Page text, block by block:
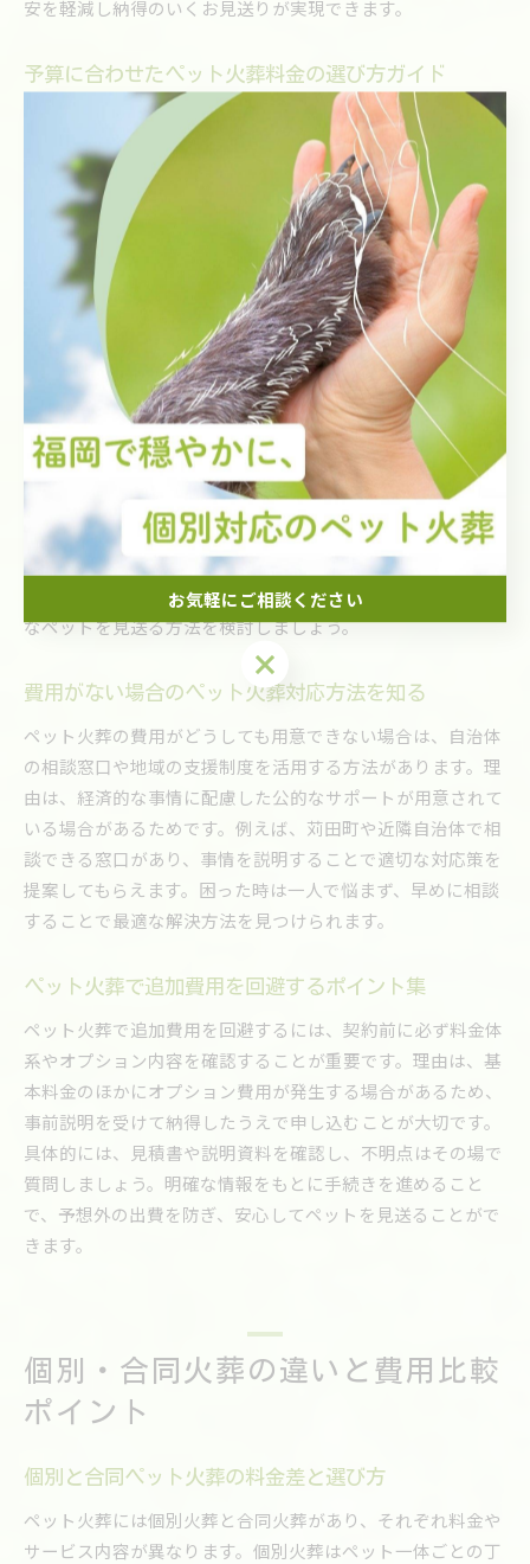
安を軽減し納得のいくお見送りが実現できます。
予算に合わせたペット火葬料金の選び方ガイド
ペット火葬の料金を選ぶ際は、まず自分の予算を明確にし、
希望する供養方法やサービス内容を整理しましょう。理由
は、火葬プランごとに費用や内容が異なり、予算内で最適な
選択をするためです。例えば、小動物向けや個別火葬、合同
火葬など複数のプランが用意されており、丁寧な説明を受け
ることで納得感の高い選択ができます。プラン内容と費用を
比較しながら、自分とペットに合ったサービスを選ぶことが
大切です。
ペット火葬費用を抑えるための実用的な工夫
ペット火葬の費用を抑えるには、合同火葬の選択や不要なオ
プションを省くことが効果的です。理由は、個別火葬や追加
サービスは費用がかさむ傾向にあるため、必要最小限のプラ
ンを選ぶことで予算負担を軽減できます。具体的には、シン
プルな火葬のみを選択したり、手元供養を自宅で行うなどの
工夫が挙げられます。業者に相談し、無理のない範囲で大切
なペットを見送る方法を検討しましょう。
費用がない場合のペット火葬対応方法を知る
ペット火葬の費用がどうしても用意できない場合は、自治体
の相談窓口や地域の支援制度を活用する方法があります。理
由は、経済的な事情に配慮した公的なサポートが用意されて
いる場合があるためです。例えば、苅田町や近隣自治体で相
談できる窓口があり、事情を説明することで適切な対応策を
提案してもらえます。困った時は一人で悩まず、早めに相談
することで最適な解決方法を見つけられます。
ペット火葬で追加費用を回避するポイント集
ペット火葬で追加費用を回避するには、契約前に必ず料金体
系やオプション内容を確認することが重要です。理由は、基
本料金のほかにオプション費用が発生する場合があるため、
事前説明を受けて納得したうえで申し込むことが大切です。
具体的には、見積書や説明資料を確認し、不明点はその場で
質問しましょう。明確な情報をもとに手続きを進めること
で、予想外の出費を防ぎ、安心してペットを見送ることがで
きます。
個別・合同火葬の違いと費用比較
ポイント
個別と合同ペット火葬の料金差と選び方
ペット火葬には個別火葬と合同火葬があり、それぞれ料金や
サービス内容が異なります。個別火葬はペット一体ごとの丁
お気軽にご相談ください
お気軽にご相談ください